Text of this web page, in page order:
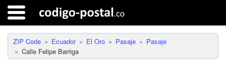
ZIP Code Ecuador El Oro Pasaje
Pasaje
Calle Felipe Barriga